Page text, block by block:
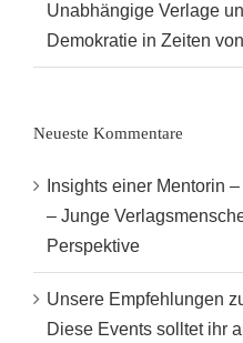
Unabhängige Verlage
Demokratie in Zeiten
Neueste Kommentare
Insights einer Mentorin
– Junge
Perspektive
Unsere Empfehlungen
Diese Events solltet ihr